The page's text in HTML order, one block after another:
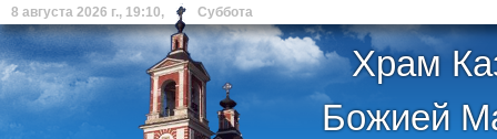
8 августа 2026 г., 19:10, Суббота
Храм
Божией